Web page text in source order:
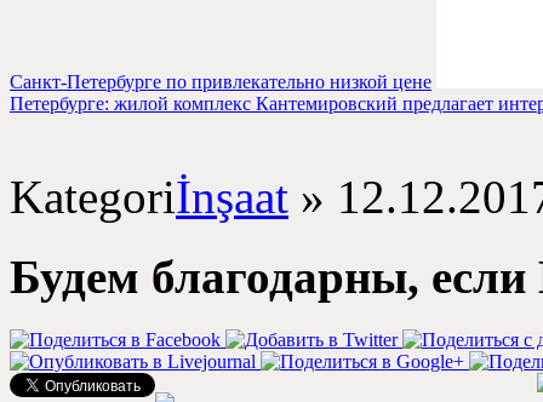
Санкт-Петербурге по привлекательно низкой цене
Петербурге: жилой комплекс Кантемировский предлагает
Kategoriİnşaat »
Будем благодарны, если